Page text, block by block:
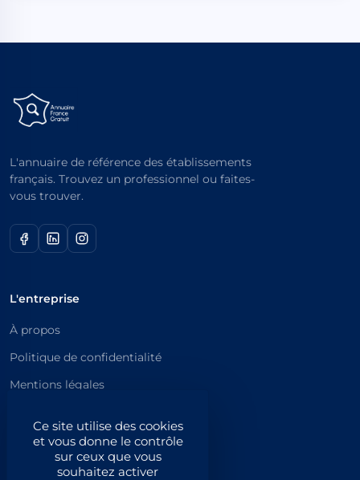
Ce site utilise des cookies
et vous donne le contrôle
sur ceux que vous
souhaitez activer
L'annuaire de référence des établissements
français. Trouvez un professionnel ou faites-
vous trouver.
L'entreprise
À propos
Politique de confidentialité
Mentions légales
Catégories principales
Catégories